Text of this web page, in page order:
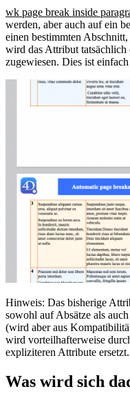
wk page break inside
werden, aber auch auf ein
einen bestimmten
wird das Attribut tatsächlich
zugewiesen. Dies ist
Hinweis: Das bisherige
sowohl auf Absätze als
(wird aber aus
wird vorteilhafterweise
expliziteren Attribute ersetzt.
Was wird sich